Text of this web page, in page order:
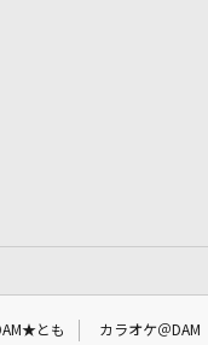
とも カラオケ＠DAM